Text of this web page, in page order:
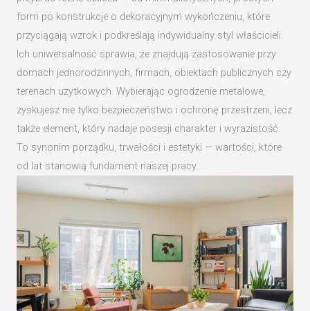
form po konstrukcje o dekoracyjnym wykończeniu, które
przyciągają wzrok i podkreślają indywidualny styl właścicieli.
Ich uniwersalność sprawia, że znajdują zastosowanie przy
domach jednorodzinnych, firmach, obiektach publicznych czy
terenach użytkowych. Wybierając ogrodzenie metalowe,
zyskujesz nie tylko bezpieczeństwo i ochronę przestrzeni, lecz
także element, który nadaje posesji charakter i wyrazistość.
To synonim porządku, trwałości i estetyki — wartości, które
od lat stanowią fundament naszej pracy.